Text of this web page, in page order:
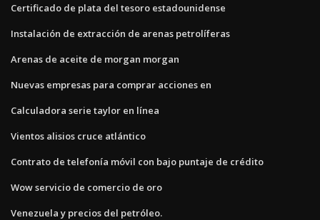
Certificado de plata del tesoro estadounidense
Instalación de extracción de arenas petrolíferas
Arenas de aceite de morgan morgan
Nuevas empresas para comprar acciones en
Calculadora serie taylor en línea
Vientos alisios cruce atlántico
Contrato de telefonía móvil con bajo puntaje de crédito
Wow servicio de comercio de oro
Venezuela y precios del petróleo.